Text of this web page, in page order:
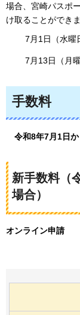
場合、宮崎パスポ
け取ることができま
7月1日（水曜
7月13日（月
手数料
令和8年7月1日か
新手数料（
場合）
オンライン申請